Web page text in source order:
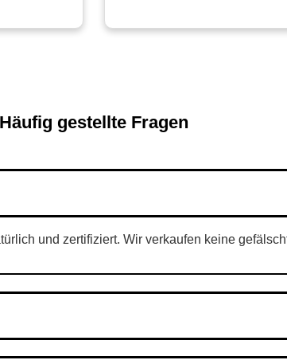
Häufig gestellte Fragen
und zertifiziert. Wir verkaufen keine